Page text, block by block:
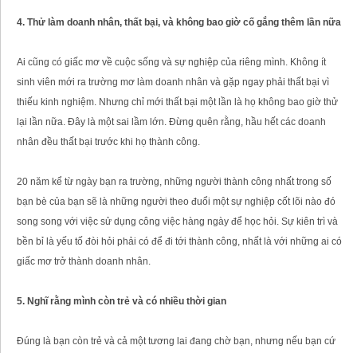
4. Thử làm doanh nhân, thất bại, và không bao giờ cố gắng thêm lần nữa
Ai cũng có giấc mơ về cuộc sống và sự nghiệp của riêng mình. Không ít
sinh viên mới ra trường mơ làm doanh nhân và gặp ngay phải thất bại vì
thiếu kinh nghiệm. Nhưng chỉ mới thất bại một lần là họ không bao giờ thử
lại lần nữa. Đây là một sai lầm lớn. Đừng quên rằng, hầu hết các doanh
nhân đều thất bại trước khi họ thành công.
20 năm kể từ ngày bạn ra trường, những người thành công nhất trong số
bạn bè của bạn sẽ là những người theo đuổi một sự nghiệp cốt lõi nào đó
song song với việc sử dụng công việc hàng ngày để học hỏi. Sự kiên trì và
bền bỉ là yếu tố đòi hỏi phải có để đi tới thành công, nhất là với những ai có
giấc mơ trở thành doanh nhân.
5. Nghĩ rằng mình còn trẻ và có nhiều thời gian
Đúng là bạn còn trẻ và cả một tương lai đang chờ bạn, nhưng nếu bạn cứ